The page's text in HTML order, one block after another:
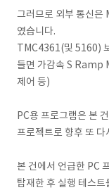
그러므로 외부 통신은
였습니다.
TMC4361(및 5160)
들면 가감속 S Ramp
제어 등)
PC용 프로그램은 본
프로젝트로 향후 또 다
본 건에서 언급한 PC
탑재한 후 실행 테스